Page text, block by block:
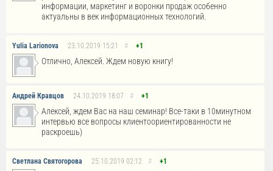
информации, маркетинг и воронки продаж особенно
актуальны в век информационных технологий.
Yulia Larionova 23.10.2019 15:21 # +1
Отлично, Алексей. Ждем новую книгу!
Андрей Кравцов 24.10.2019 18:07 # +1
Алексей, ждем Вас на наш семинар! Все-таки в 10минутном
интервью все вопросы клиентоориентированности не
раскроешь)
Светлана Святогорова 25.10.2019 02:12 # +1